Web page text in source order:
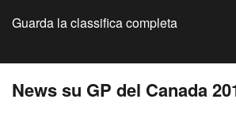
Guarda la classifica completa
News su GP del Canada